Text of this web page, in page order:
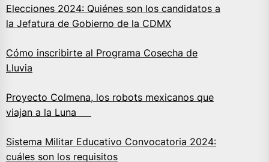
Elecciones 2024: Quiénes son los candidatos a
la Jefatura de Gobierno de la CDMX
Cómo inscribirte al Programa Cosecha de
Lluvia
Proyecto Colmena, los robots mexicanos que
viajan a la Luna
Sistema Militar Educativo Convocatoria 2024:
cuáles son los requisitos